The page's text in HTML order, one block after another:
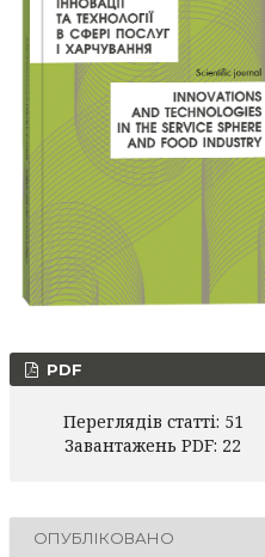
PDF
Переглядів статті: 51
Завантажень PDF: 22
ОПУБЛІКОВАНО